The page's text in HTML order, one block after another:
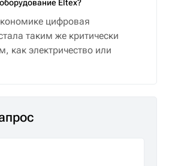
Eltex?
цифровая
таким же критически
как электричество или